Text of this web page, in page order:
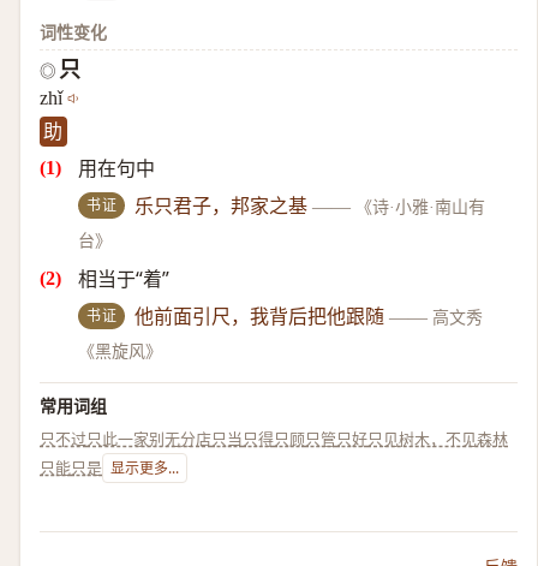
词性变化
◎ 只
zhǐ
助
用在句中
书证 乐只君子，邦家之基 ——
《诗·小雅·南山有
台》
相当于“着”
书证 他前面引尺，我背后把他跟随 —— 高文秀
《黑旋风》
常用词组
只不过只此一家别无分店只当只得只顾只管只好只见树木，不见森林
只能只是 显示更多...